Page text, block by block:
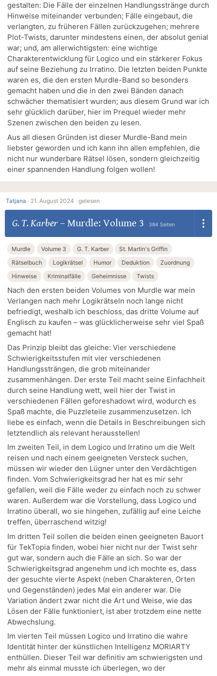
gestalten: Die Fälle der einzelnen Handlungsstränge durch
Hinweise miteinander verbunden; Fälle eingebaut, die
verlangten, zu früheren Fällen zurückzugehen; mehrere
Plot-Twists, darunter mindestens einen, der absolut genial
war; und, am allerwichtigsten: eine wichtige
Charakterentwicklung für Logico und ein stärkerer Fokus
auf seine Beziehung zu Irratino. Die letzten beiden Punkte
waren es, die den ersten Murdle-Band so besonders
gemacht haben und die in den zwei Bänden danach
schwächer thematisiert wurden; aus diesem Grund war ich
sehr glücklich darüber, hier im Prequel wieder mehr
Szenen zwischen den beiden zu lesen.
Aus all diesen Gründen ist dieser Murdle-Band mein
liebster geworden und ich kann ihn allen empfehlen, die
nicht nur wunderbare Rätsel lösen, sondern gleichzeitig
einer spannenden Handlung folgen wollen!
Tatjana · 21. August 2024 · gelesen
G. T. Karber– Murdle: Volume 3 384 Seiten
Murdle Volume 3 G. T. Karber
St. Martin's Griffin
Rätselbuch
Logikrätsel Humor Deduktion
Zuordnung
Hinweise
Kriminalfälle Geheimnisse Twists
Nach den ersten beiden Volumes von Murdle war mein
Verlangen nach mehr Logikrätseln noch lange nicht
befriedigt, weshalb ich beschloss, das dritte Volume auf
Englisch zu kaufen – was glücklicherweise sehr viel Spaß
gemacht hat!
Das Prinzip bleibt das gleiche: Vier verschiedene
Schwierigkeitsstufen mit vier verschiedenen
Handlungssträngen, die grob miteinander
zusammenhängen. Der erste Teil macht seine Einfachheit
durch seine Handlung wett, weil hier der Twist in
verschiedenen Fällen geforeshadowt wird, wodurch es
Spaß machte, die Puzzleteile zusammenzusetzen. Ich
liebe es einfach, wenn die Details in Beschreibungen sich
letztendlich als relevant herausstellen!
Im zweiten Teil, in dem Logico und Irratino um die Welt
reisen und nach einem geeigneten Versteck suchen,
müssen wir wieder den Lügner unter den Verdächtigen
finden. Vom Schwierigkeitsgrad her hat es mir sehr
gefallen, weil die Fälle weder zu einfach noch zu schwer
waren. Außerdem war die Vorstellung, dass Logico und
Irratino überall, wo sie hingehen, zufällig auf eine Leiche
treffen, überraschend witzig!
Im dritten Teil sollen die beiden einen geeigneten Bauort
für TekTopia finden, wobei hier nicht nur der Twist sehr
gut war, sondern auch die Fälle an sich. So war der
Schwierigkeitsgrad angenehm und ich mochte es, dass
der gesuchte vierte Aspekt (neben Charakteren, Orten
und Gegenständen) jedes Mal ein anderer war. Die
Variation ändert zwar nicht die Art und Weise, wie das
Lösen der Fälle funktioniert, ist aber trotzdem eine nette
Abwechslung.
Im vierten Teil müssen Logico und Irratino die wahre
Identität hinter der künstlichen Intelligenz MORIARTY
enthüllen. Dieser Teil war definitiv am schwierigsten und
mehr als einmal musste ich überlegen, wo der